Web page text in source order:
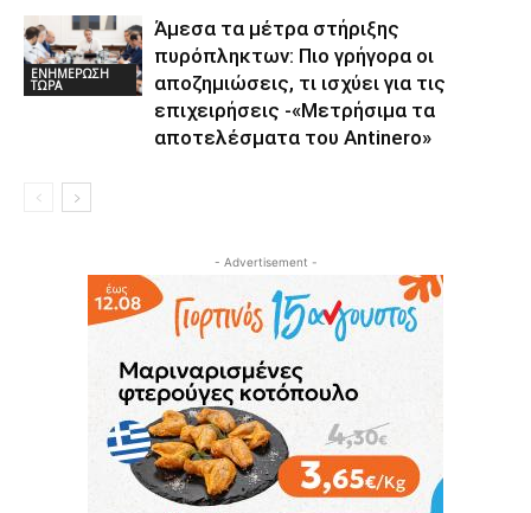
ΕΝΗΜΕΡΩΣΗ
ΤΩΡΑ
Άμεσα τα μέτρα στήριξης
πυρόπληκτων: Πιο γρήγορα οι
αποζημιώσεις, τι ισχύει για τις
επιχειρήσεις -«Μετρήσιμα τα
αποτελέσματα του Αntinero»
- Advertisement -